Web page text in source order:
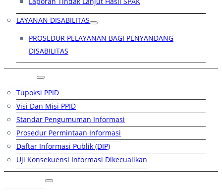
LAYANAN DISABILITAS
PROSEDUR PELAYANAN BAGI PENYANDANG
DISABILITAS
Tupoksi PPID
Visi Dan Misi PPID
Standar Pengumuman Informasi
Prosedur Permintaan Informasi
Daftar Informasi Publik (DIP)
Uji Konsekuensi Informasi Dikecualikan